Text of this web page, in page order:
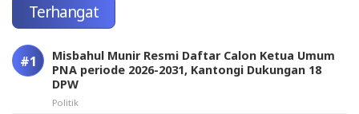
Terhangat
Misbahul Munir Resmi Daftar Calon Ketua Umum
PNA periode 2026-2031, Kantongi Dukungan 18
DPW
Politik